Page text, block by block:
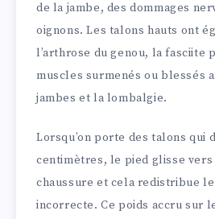
de la jambe, des dommages
oignons. Les talons hauts ont
l’arthrose du genou, la fasciite
muscles surmenés ou blessés
jambes et la lombalgie.
Lorsqu’on porte des talons qui
centimètres, le pied glisse vers
chaussure et cela redistribue
incorrecte. Ce poids accru sur